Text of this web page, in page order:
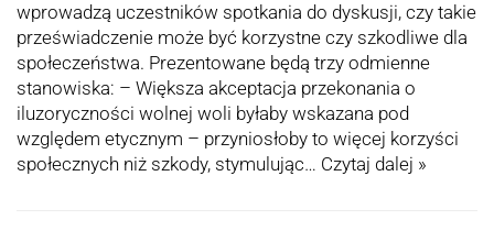
wprowadzą uczestników spotkania do dyskusji, czy takie
przeświadczenie może być korzystne czy szkodliwe dla
społeczeństwa. Prezentowane będą trzy odmienne
stanowiska: – Większa akceptacja przekonania o
iluzoryczności wolnej woli byłaby wskazana pod
względem etycznym – przyniosłoby to więcej korzyści
społecznych niż szkody, stymulując… Czytaj dalej »